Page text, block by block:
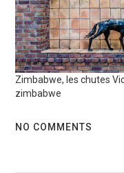
Zimbabwe, les chutes
zimbabwe
NO COMMENTS